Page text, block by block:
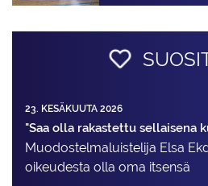
23. KESÄKUUTA 2026
"Saa olla rakastettu sellaisena
Muodostelma­luistelija Elsa
oikeudesta olla oma itsensä